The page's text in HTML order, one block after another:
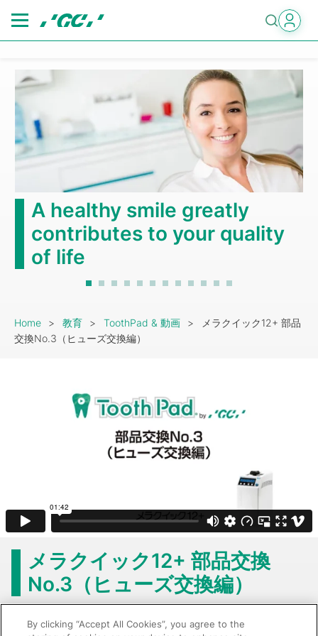
main
A healthy smile greatly
contributes to your quality
of life
Breadcrumb
Home 教育 ToothPad & 動画
メラクイック12+ 部品
交換No.3（ヒューズ交換編）
メラクイック12+ 部品交換
No.3（ヒューズ交換編）
すべての商品を見る
By clicking “Accept All Cookies”, you agree to the